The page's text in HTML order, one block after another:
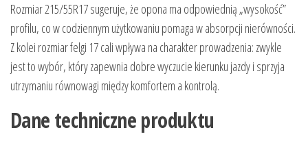
Rozmiar 215/55R17 sugeruje, że opona ma odpowiednią „wysokość”
profilu, co w codziennym użytkowaniu pomaga w absorpcji nierówności.
Z kolei rozmiar felgi 17 cali wpływa na charakter prowadzenia: zwykle
jest to wybór, który zapewnia dobre wyczucie kierunku jazdy i sprzyja
utrzymaniu równowagi między komfortem a kontrolą.
Dane techniczne produktu